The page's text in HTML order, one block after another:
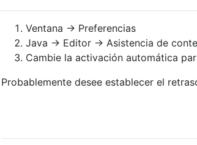
Ventana -> Preferencias
Java -> Editor -> Asistencia de
Cambie la activación automática
Probablemente desee establecer el